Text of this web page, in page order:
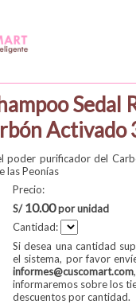
Sedal
Activado
poder purificador del
las Peonías
Precio:
S/10.00por unidad
Cantidad:
Si desea una cantidad
el sistema, por favor
informes@cuscomart.com
informaremos sobre los
descuentos por cantidad.